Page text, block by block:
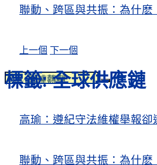
聯動、跨區與共振：為什
上一個 下一個
人權觀察
高瑜：遵紀守法維權舉報卻
聯動、跨區與共振：為什
關注熱點
標籤:全球供應鏈